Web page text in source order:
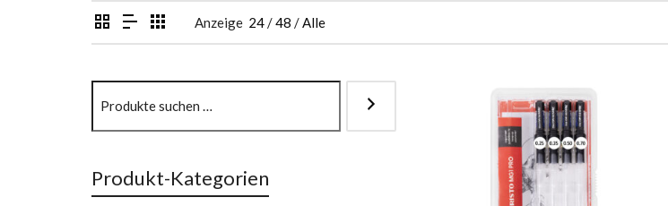
Anzeige 24/48 /Alle
Produkt-Kategorien